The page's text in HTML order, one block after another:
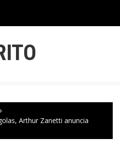
Arthur Zanetti anuncia